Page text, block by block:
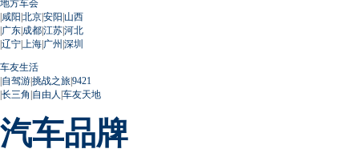
地方车会
|咸阳|北京|安阳|山西
|广东|成都|江苏|河北
|辽宁| 上海|广州 |深圳
车友生活
|自驾游|挑战之旅|9421
|长三角 |自由人 |车友天地
汽车品牌